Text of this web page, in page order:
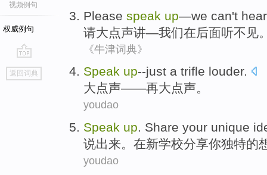
视频例句
权威例句
go
top
返回词典
Please speak up—we can't hear
请大点声讲—我们在后面听不见
《牛津词典》
Speak up--just a trifle louder.
大点声——再大点声。
youdao
Speak up. Share your unique
说出来。在新学校分享你独特的
youdao